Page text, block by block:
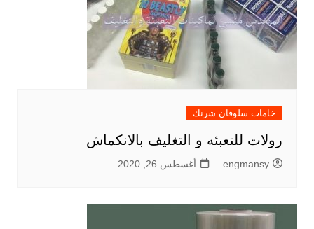
خامات سلوفان شرنك
رولات للتعبئه و التغليف بالانكماش
engmansy أغسطس 26, 2020